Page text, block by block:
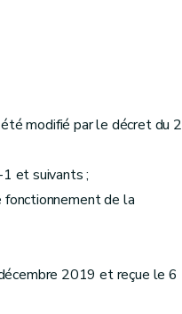
modifié par le décret du 2
et suivants ;
de la
2019 et reçue le 6